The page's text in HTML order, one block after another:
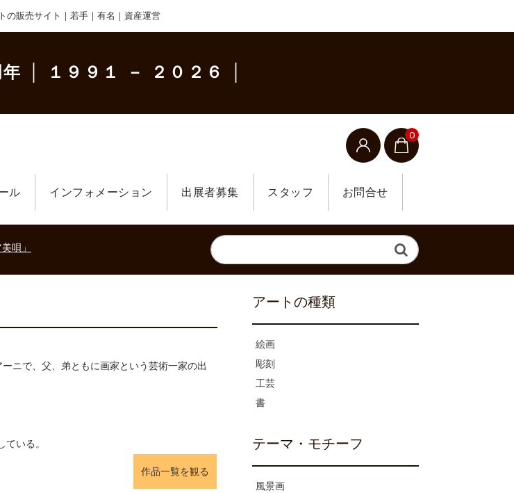
の販売サイト｜若手｜有名｜資産運営
│ １９９１ － ２０２６ │
0
ル インフォメーション 出展者募集 スタッフ お問合せ
都物語～」
物語～」
物語～」
ニで、父、弟ともに画家という芸術一家の出
いる。
作品一覧を観る
アートの種類
絵画
彫刻
工芸
書
テーマ・モチーフ
風景画